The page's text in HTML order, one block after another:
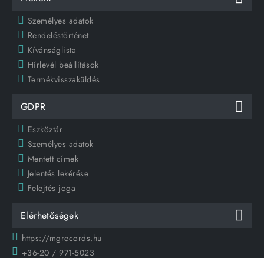
Személyes adatok
Rendeléstörténet
Kívánságlista
Hírlevél beállítások
Termékvisszaküldés
GDPR
Eszköztár
Személyes adatok
Mentett címek
Jelentés lekérése
Felejtés joga
Elérhetőségek
https://mgrecords.hu
+36-20 / 971-5023